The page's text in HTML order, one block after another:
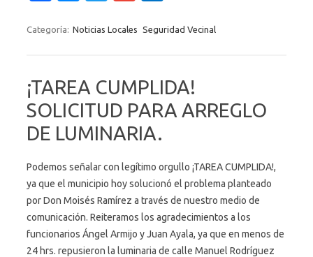
e
o
o
k
se
g
er
it
r
ail lo
k.
c
o
Categoría: Noticias Locales Seguridad Vecinal
¡TAREA CUMPLIDA!
SOLICITUD PARA ARREGLO
DE LUMINARIA.
Podemos señalar con legítimo orgullo ¡TAREA CUMPLIDA!,
ya que el municipio hoy solucionó el problema planteado
por Don Moisés Ramírez a través de nuestro medio de
comunicación. Reiteramos los agradecimientos a los
funcionarios Ángel Armijo y Juan Ayala, ya que en menos de
24 hrs. repusieron la luminaria de calle Manuel Rodríguez